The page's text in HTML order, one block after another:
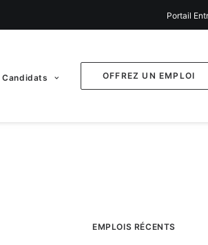
Portail
Candidats OFFREZ UN EMPLOI
EMPLOIS RÉCENTS